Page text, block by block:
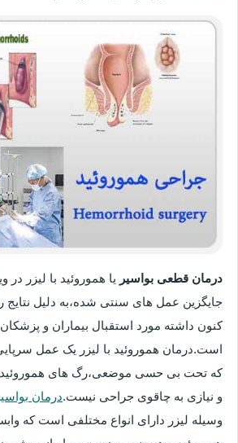
درمان قطعی بواسیر یا هموروئید با لیزر در
جایگزین عمل های سنتی شده،به دلیل
کنون داشته مورد استقبال بیماران و پزشکان
است.درمان هموروئید با لیزر یک عمل
که تحت بی حسی موضعی،رگ های
و نیازی به چاقوی جراحی نیست.درمان
وسیله لیزر دارای انواع مختلفی است که